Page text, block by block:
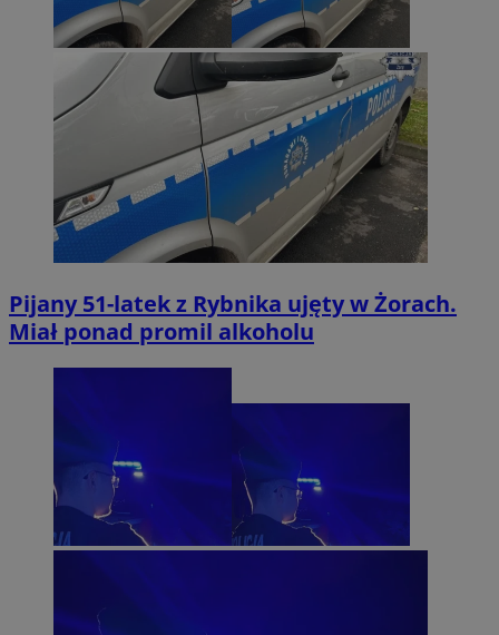
Pijany 51-latek z Rybnika ujęty w Żorach.
Miał ponad promil alkoholu